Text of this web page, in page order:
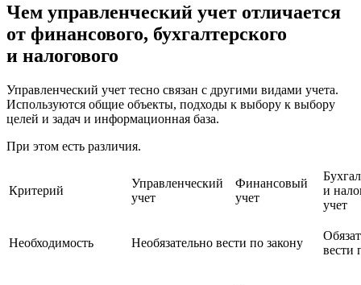
Чем управленческий учет отличается
от финансового, бухгалтерского
и налогового
Управленческий учет тесно связан с другими видами учета.
Используются общие объекты, подходы к выбору к выбору
целей и задач и информационная база.
При этом есть различия.
Критерий
Управленческий
учет
Финансовый
учет
и
учет
Необходимость Необязательно вести по закону
вести